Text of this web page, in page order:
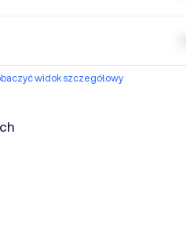
widok szczegółowy